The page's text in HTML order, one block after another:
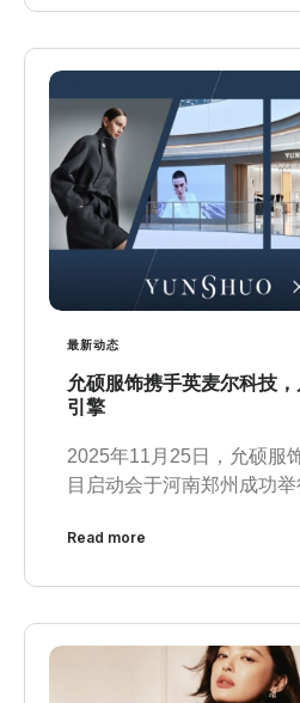
最新动态
允硕服饰携手英麦尔科技
引擎
2025年11月25日，允硕服
目启动会于河南郑州成功举
Read more